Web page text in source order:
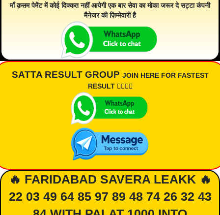
माँ क़सम पेमेंट में कोई दिक्कत नहीं आयेगी एक बार सेवा का मोका जरूर दे सट्टा कंपनी
मैनेजर की ज़िम्मेवारी है
SATTA RESULT GROUP JOIN HERE FOR FASTEST
RESULT 👇🏾👇🏾
🔥 FARIDABAD SAVERA LEAKK 🔥
22 03 49 64 85 97 89 48 74 26 32 43